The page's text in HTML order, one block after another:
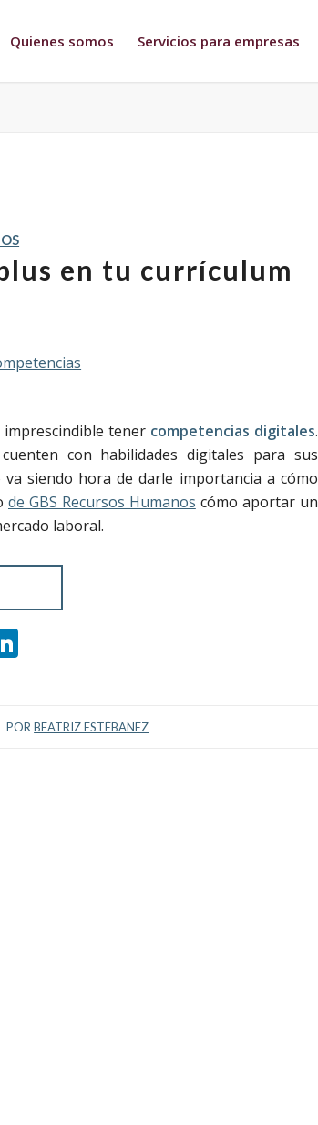
Quienes somos Servicios para empresas
en tu currículum
imprescindible tener competencias digitales.
con habilidades digitales para sus
siendo hora de darle importancia a cómo
de GBS Recursos Humanos cómo aportar un
laboral.
PORBEATRIZ ESTÉBANEZ